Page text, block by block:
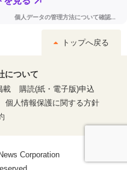
トップへ戻る
について
載
購読(紙・電子版)申込
個人情報保護に関する方針
Corporation